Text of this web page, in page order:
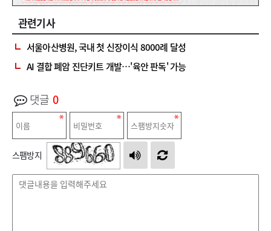
관련기사
서울아산병원, 국내 첫 신장이식 8000례 달성
AI 결합 폐암 진단키트 개발…'육안 판독' 가능
댓글 0
스팸방지